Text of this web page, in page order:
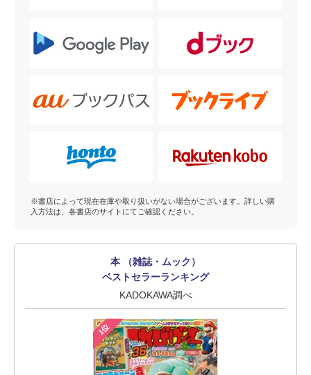
※書店によって現在在庫や取り扱いがない場合がございます。詳しい購
入方法は、各書店のサイトにてご確認ください。
本 （雑誌・ムック）
ベストセラーランキング
KADOKAWA調べ
1位